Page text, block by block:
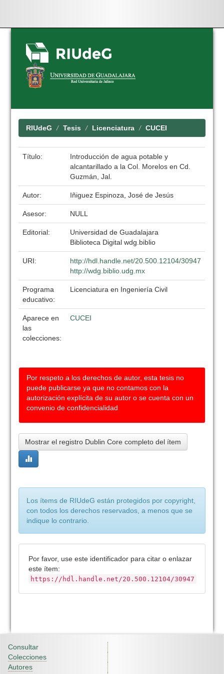
Skip
navigation
RIUdeG Tesis Licenciatura CUCEI
Título:
Introducción de agua potable y
alcantarillado a la Col. Morelos en Cd.
Guzmán, Jal.
Autor: Iñiguez Espinoza, José de Jesús
Asesor: NULL
Editorial:
Universidad de Guadalajara
Biblioteca Digital wdg.biblio
URI:
http://hdl.handle.net/20.500.12104/30947
http://wdg.biblio.udg.mx
Programa
educativo:
Licenciatura en Ingeniería Civil
Aparece en
las
colecciones:
CUCEI
Por respeto a los derechos de autor, esta tesis no
puede publicarse ya que no contamos con la
autorización explícita de su autor o se cuenta con un
convenio de confidencialidad
Mostrar el registro Dublin Core completo del ítem
Los ítems de RIUdeG están protegidos por copyright,
con todos los derechos reservados, a menos que se
indique lo contrario.
Por favor, use este identificador para citar o enlazar
este ítem:
https://hdl.handle.net/20.500.12104/30947
Consultar
Colecciones
Autores